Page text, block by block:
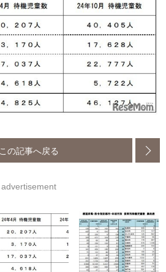
この記事へ戻る
advertisement